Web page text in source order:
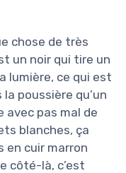
chose de très
un noir qui tire un
lumière, ce qui est
poussière qu’un
avec pas mal de
blanches, ça
en cuir marron
côté-là, c’est